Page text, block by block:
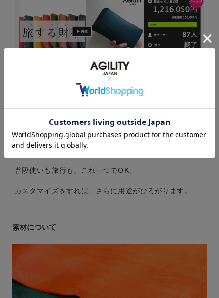
クラウドファンディングサイト 『マクアケ
注を行い、87名のお客様からご注文を頂きました!!
TABIウォレットというネーミングですが、決して普段使
いに向かないという訳ではありません。
【貴重品をスリムにスマートに携帯する】をテーマにし
たオールインワン財布です。
普段使いも旅行も、これ一つでOK。
カスタマイズをすれば、さらに用途がひろがります。
素材について